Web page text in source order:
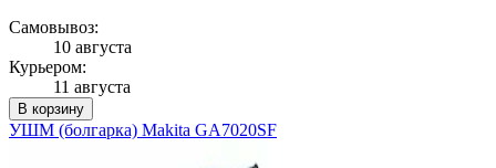
Самовывоз:
10 августа
Курьером:
11 августа
В корзину
УШМ (болгарка) Makita GA7020SF